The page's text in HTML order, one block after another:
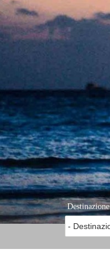
Destinazione